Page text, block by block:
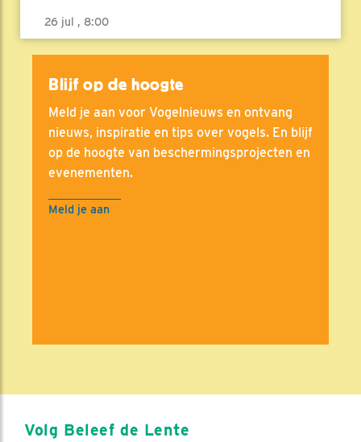
26 jul , 8:00
Blijf op de hoogte
Meld je aan voor Vogelnieuws en ontvang
nieuws, inspiratie en tips over vogels. En blijf
op de hoogte van beschermingsprojecten en
evenementen.
Meld je aan
Volg Beleef de Lente